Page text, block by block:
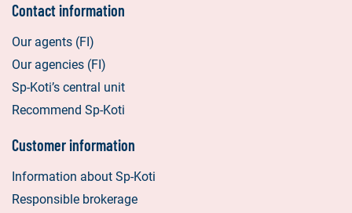
Contact information
Our agents (FI)
Our agencies (FI)
Sp-Koti’s central unit
Recommend Sp-Koti
Customer information
Information about Sp-Koti
Responsible brokerage